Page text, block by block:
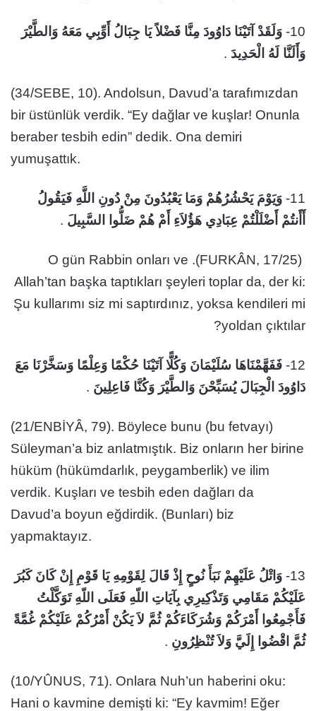
10- وَلَقَدْ آتَيْنَا دَاوُودَ مِنَّا فَضْلاً يَا جِبَالُ أَوِّبِي مَعَهُ وَالطَّيْرَ
وَأَلَنَّا لَهُ الْحَدِيدَ .
(34/SEBE, 10). Andolsun, Davud’a tarafımızdan
bir üstünlük verdik. “Ey dağlar ve kuşlar! Onunla
beraber tesbih edin” dedik. Ona demiri
yumuşattık.
11- وَيَوْمَ يَحْشُرُهُمْ وَمَا يَعْبُدُونَ مِنْ دُونِ اللَّهِ فَيَقُولُ
أَأَنتُمْ أَضْلَلْتُمْ عِبَادِي هَؤُلاَءِ أَمْ هُمْ ضَلُّوا السَّبِيلَ .
(25/FURKÂN, 17). O gün Rabbin onları ve
Allah’tan başka taptıkları şeyleri toplar da, der ki:
Şu kullarımı siz mi saptırdınız, yoksa kendileri mi
yoldan çıktılar?
12- فَفَهَّمْنَاهَا سُلَيْمَانَ وَكُلًّا آتَيْنَا حُكْمًا وَعِلْمًا وَسَخَّرْنَا مَعَ
دَاوُودَ الْجِبَالَ يُسَبِّحْنَ وَالطَّيْرَ وَكُنَّا فَاعِلِينَ .
(21/ENBİYÂ, 79). Böylece bunu (bu fetvayı)
Süleyman’a biz anlatmıştık. Biz onların her birine
hüküm (hükümdarlık, peygamberlik) ve ilim
verdik. Kuşları ve tesbih eden dağları da
Davud’a boyun eğdirdik. (Bunları) biz
yapmaktayız.
13- وَاتْلُ عَلَيْهِمْ نَبَأَ نُوحٍ إِذْ قَالَ لِقَوْمِهِ يَا قَوْمِ إِنْ كَانَ كَبُرَ
عَلَيْكُمْ مَقَامِي وَتَذْكِيرِي بِآيَاتِ اللّهِ فَعَلَى اللّهِ تَوَكَّلْتُ
فَأَجْمِعُوا أَمْرَكُمْ وَشُرَكَاءَكُمْ ثُمَّ لاَ يَكُنْ أَمْرُكُمْ عَلَيْكُمْ غُمَّةً
ثُمَّ اقْضُوا إِلَيَّ وَلاَ تُنْظِرُونِ .
(10/YÛNUS, 71). Onlara Nuh’un haberini oku:
Hani o kavmine demişti ki: “Ey kavmim! Eğer